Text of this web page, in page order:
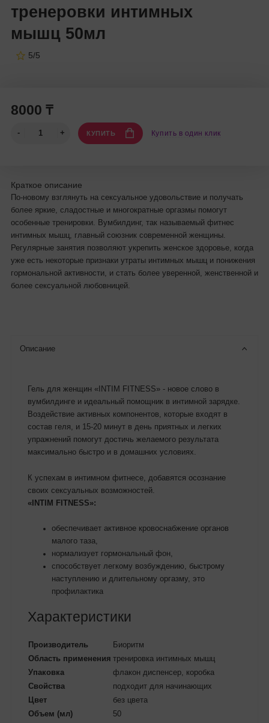
тренеровки интимных
мышц 50мл
5/5
8000 ₸
КУПИТЬ Купить в один клик
Краткое описание
По-новому взглянуть на сексуальное удовольствие и получать
более яркие, сладостные и многократные оргазмы помогут
особенные тренировки. Вумбилдинг, так называемый фитнес
интимных мышц, главный союзник современной женщины.
Регулярные занятия позволяют укрепить женское здоровье, когда
уже есть некоторые признаки утраты интимных мышц и понижения
гормональной активности, и стать более уверенной, женственной и
более сексуальной любовницей.
Описание
Гель для женщин «INTIM FITNESS» - новое слово в
вумбилдинге и идеальный помощник в интимной зарядке.
Воздействие активных компонентов, которые входят в
состав геля, и 15-20 минут в день приятных и легких
упражнений помогут достичь желаемого результата
максимально быстро и в домашних условиях.
К успехам в интимном фитнесе, добавятся осознание
своих сексуальных возможностей.
«INTIM FITNESS»:
обеспечивает активное кровоснабжение органов
малого таза,
нормализует гормональный фон,
способствует легкому возбуждению, быстрому
наступлению и длительному оргазму, это
профилактика
Характеристики
Производитель
Биоритм
Область применения тренировка интимных мышц
Упаковка
флакон диспенсер, коробка
Свойства
подходит для начинающих
Цвет
без цвета
Объем (мл)
50